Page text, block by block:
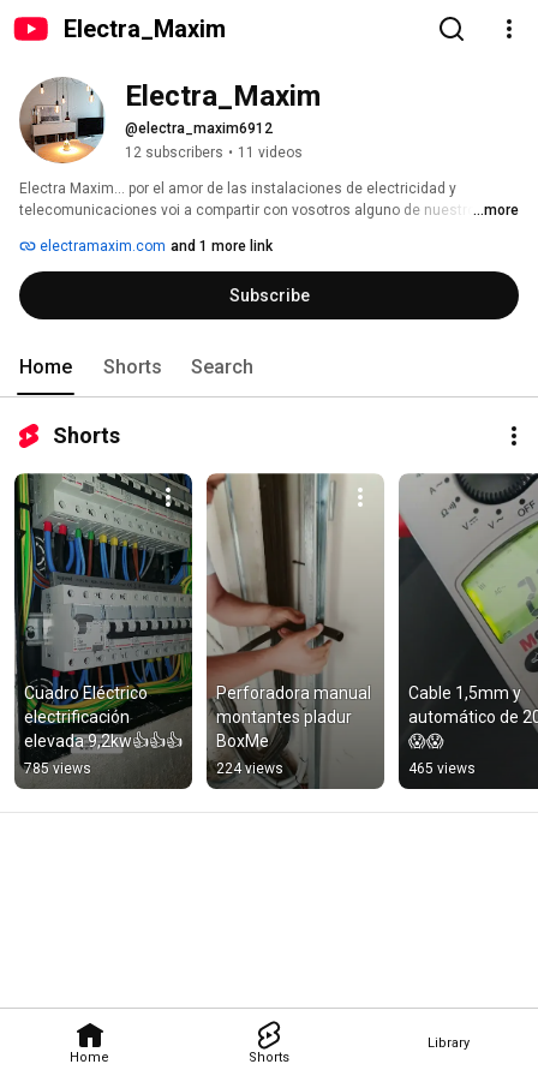
Electra_Maxim
Home Shorts
Library
Electra_Maxim
@electra_maxim6912
12 subscribers • 11 videos
Electra Maxim... por el amor de las instalaciones de electricidad y
telecomunicaciones voi a compartir con vosotros alguno de nuestros ...more
electramaxim.com and 1 more link
Subscribe
Home Shorts Search
Shorts
Cuadro Eléctrico
electrificación
elevada 9,2kw👍👍👍
785 views
Perforadora manual
montantes pladur
BoxMe
224 views
Cable 1,5mm y
automático de
😱😱
465 views